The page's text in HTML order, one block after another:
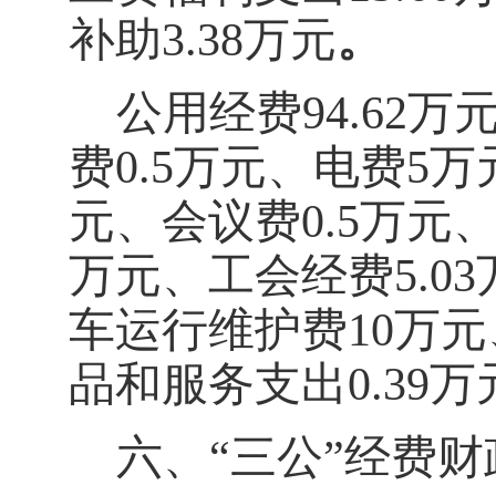
补助3.38万元。
公用经费94.62万
费0.5万元、电费5万
元、会议费0.5万元
万元、工会经费5.03
车运行维护费10万
品和服务支出0.39万
六、 “三公”经费